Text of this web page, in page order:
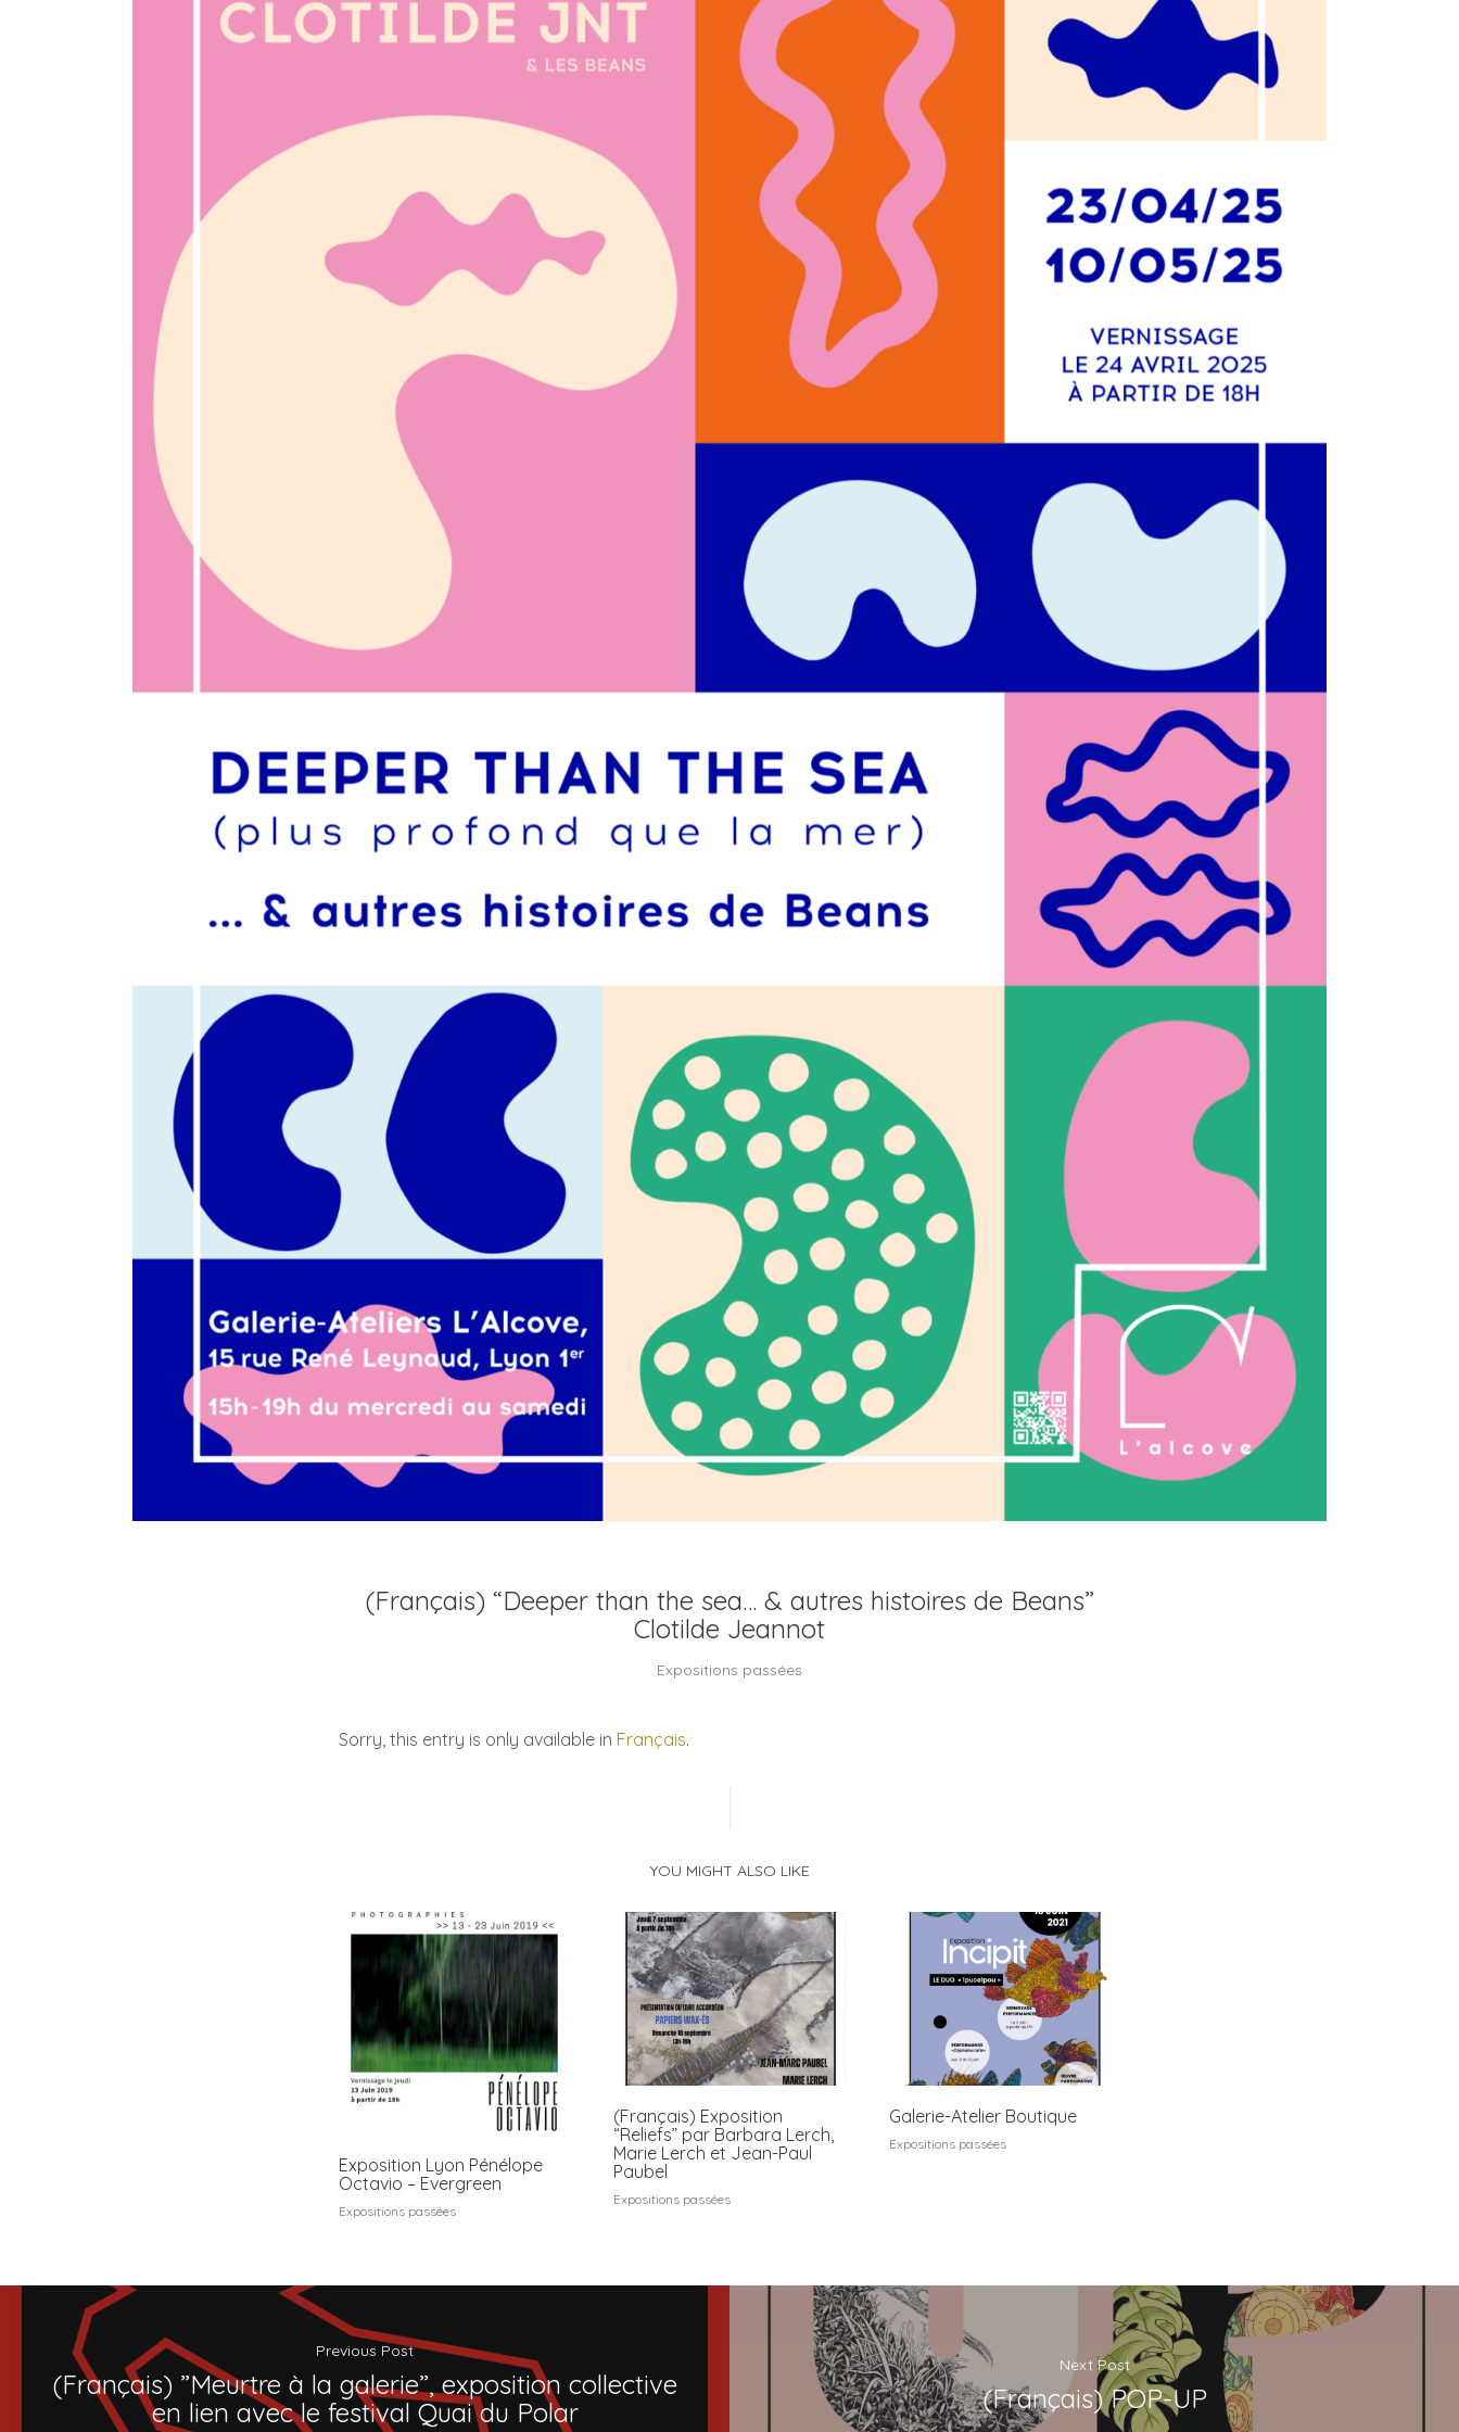
(Français) “Deeper than the sea… & autres histoires de Beans”
Clotilde Jeannot
Expositions passées
Sorry, this entry is only available in Français.
YOU MIGHT ALSO LIKE
Exposition Lyon Pénélope
Octavio – Evergreen
Expositions passées
(Français) Exposition
“Reliefs” par Barbara Lerch,
Marie Lerch et Jean-Paul
Paubel
Expositions passées
Galerie-Atelier Boutique
Expositions passées
Previous Post
(Français) ”Meurtre à la galerie”, exposition collective
en lien avec le festival Quai du Polar
Next Post
(Français) POP-UP